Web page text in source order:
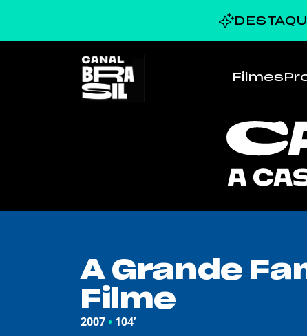
Filmes
A Grande
Filme
2007• 104’